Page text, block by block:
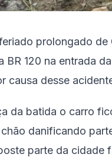
prolongado
BR 120 na entrada
causa desse
da batida o carro
danificando
parte da cidade